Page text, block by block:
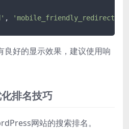
, 'mobile_friendly_redirect'
良好的显示效果，建议使用响
排名技巧
网站的搜索排名。